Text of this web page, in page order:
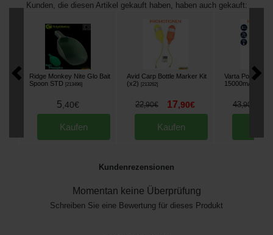
Kunden, die diesen Artikel gekauft haben, haben auch gekauft:
Ridge Monkey Nite Glo Bait
Spoon STD [213496]
5 40€
Kaufen
Avid Carp Bottle Marker Kit
(x2)
[213262]
22,90€ 17,90€
Kaufen
Varta Power
15000mAh
43,90
Kundenrezensionen
Momentan keine Überprüfung
Schreiben Sie eine Bewertung für dieses Produkt